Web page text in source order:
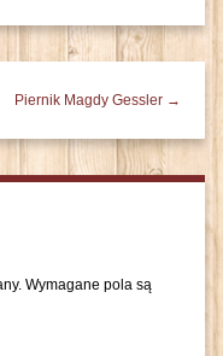
Piernik Magdy Gessler →
Wymagane pola są